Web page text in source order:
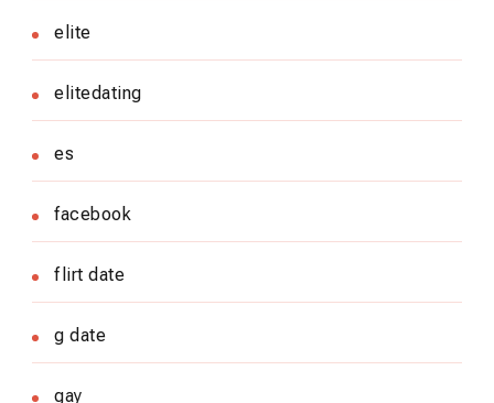
elite
elitedating
es
facebook
flirt date
g date
gay